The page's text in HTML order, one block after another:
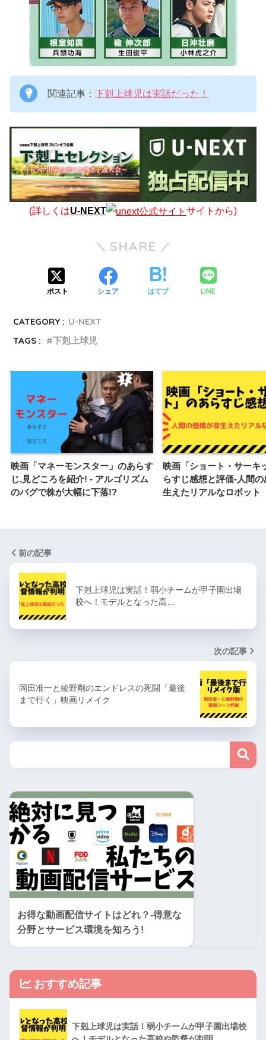
関連記事： 下剋上球児は実話だった！
(詳しくはU-NEXT サイトから)
SHARE
ポスト シェア はてブ LINE
CATEGORY : U-NEXT
TAGS :
下剋上球児
映画「マネーモンスター」のあらす
じ,見どころを紹介! - アルゴリズム
のバグで株が大幅に下落!?
映画「ショート・サーキ
らすじ感想と評価-人間
生えたリアルなロボット
前の記事
下剋上球児は実話！弱小チームが甲子園出場
校へ！モデルとなった高…
次の記事
岡田准一と綾野剛のエンドレスの死闘「最後
まで行く」映画リメイク
お得な動画配信サイトはどれ？-得意な
分野とサービス環境を知ろう!
おすすめ記事
下剋上球児は実話！弱小チームが甲子園出場校